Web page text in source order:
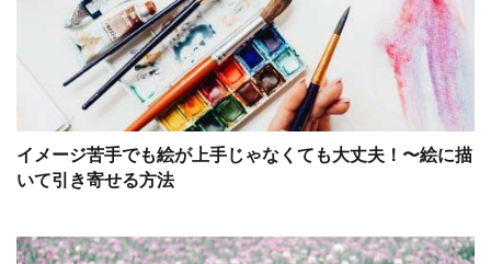
イメージ苦手でも絵が上手じゃなくても大丈夫！〜絵に描
いて引き寄せる方法